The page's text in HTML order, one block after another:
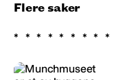
Flere saker